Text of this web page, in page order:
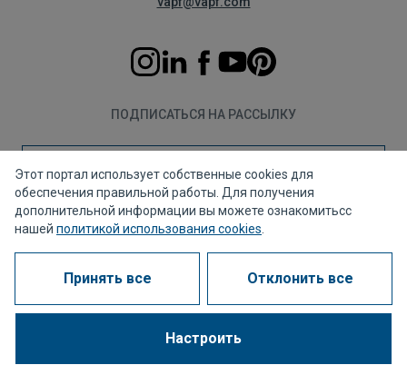
ПОДПИСАТЬСЯ НА РАССЫЛКУ
Подписаться
Политика конфиденциальности
Правовое уведомление
Канал для жалоб
Корпоративное соответствие
1963 - 2026 © Все права защищены
Этот портал использует собственные cookies для
обеспечения правильной работы. Для получения
дополнительной информации вы можете ознакомитьсс
нашей политикой использования cookies
Принять все Отклонить все
Настроить